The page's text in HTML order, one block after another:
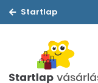
Startlap